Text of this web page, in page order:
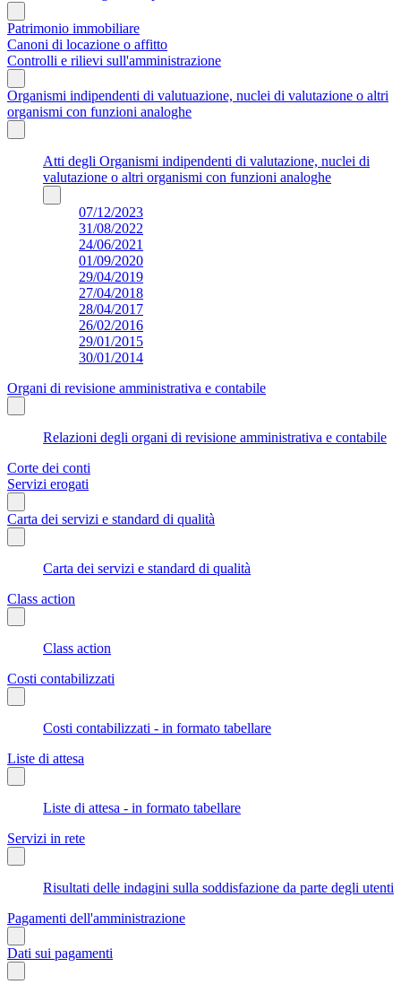
Patrimonio immobiliare
Canoni di locazione o affitto
Controlli e rilievi sull'amministrazione
Organismi indipendenti di valutuazione, nuclei di valutazione o altri
organismi con funzioni analoghe
Atti degli Organismi indipendenti di valutazione, nuclei di
valutazione o altri organismi con funzioni analoghe
07/12/2023
31/08/2022
24/06/2021
01/09/2020
29/04/2019
27/04/2018
28/04/2017
26/02/2016
29/01/2015
30/01/2014
Organi di revisione amministrativa e contabile
Relazioni degli organi di revisione amministrativa e contabile
Corte dei conti
Servizi erogati
Carta dei servizi e standard di qualità
Carta dei servizi e standard di qualità
Class action
Class action
Costi contabilizzati
Costi contabilizzati - in formato tabellare
Liste di attesa
Liste di attesa - in formato tabellare
Servizi in rete
Risultati delle indagini sulla soddisfazione da parte degli utenti
Pagamenti dell'amministrazione
Dati sui pagamenti